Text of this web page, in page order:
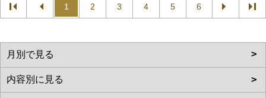
1 2 3 4 5 6